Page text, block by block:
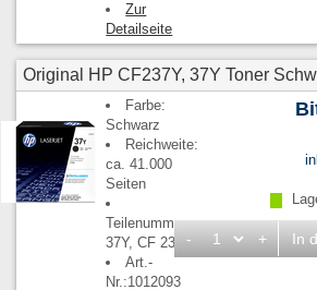
Zur
Detailseite
Original HP CF237Y, 37Y Toner
Farbe:
Schwarz
Reichweite:
ca. 41.000
Seiten
Teilenummern:
37Y, CF 237 Y
Art.-
Nr.:1012093
- + In